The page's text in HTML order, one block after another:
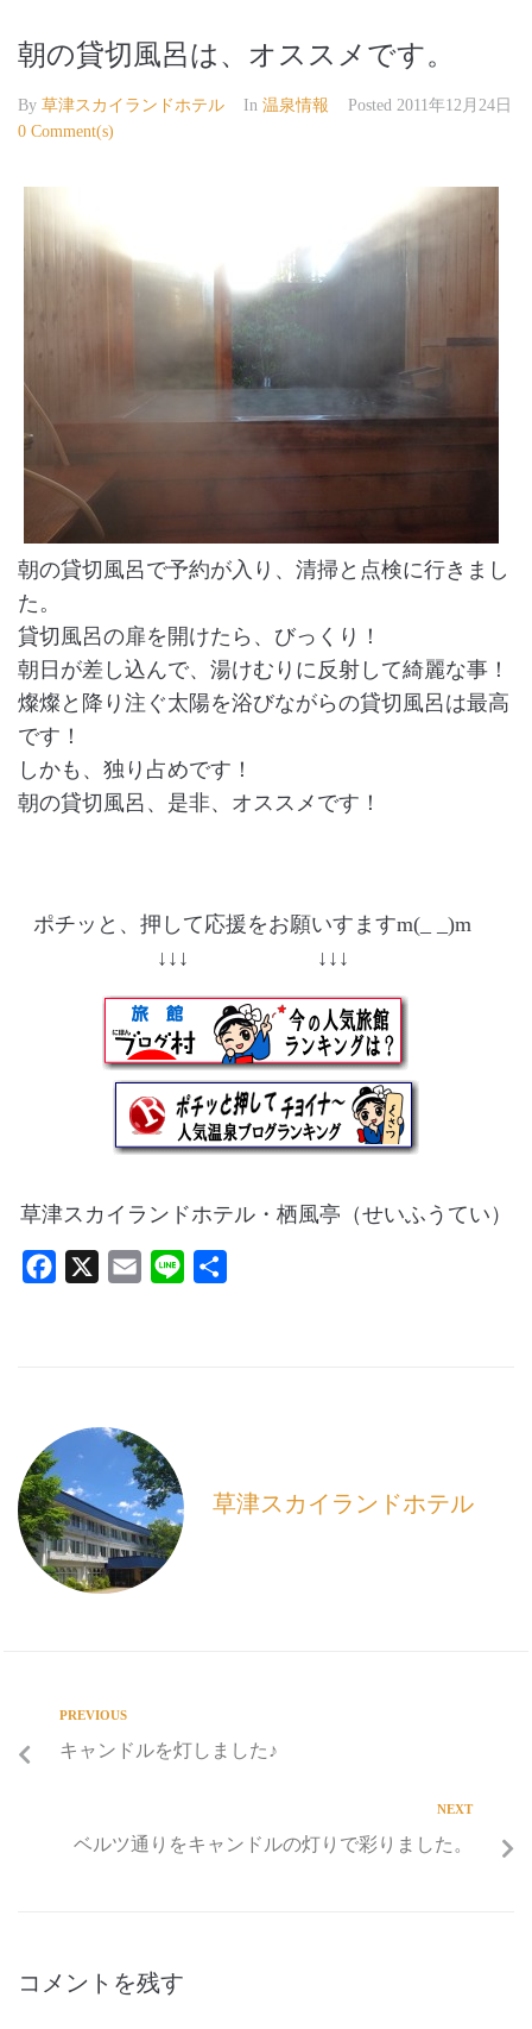
朝の貸切風呂は、オススメです。
By 草津スカイランドホテル In 温泉情報 Posted 2011年12月24日
0 Comment(s)
朝の貸切風呂で予約が入り、清掃と点検に行きまし
た。
貸切風呂の扉を開けたら、びっくり！
朝日が差し込んで、湯けむりに反射して綺麗な事！
燦燦と降り注ぐ太陽を浴びながらの貸切風呂は最高
です！
しかも、独り占めです！
朝の貸切風呂、是非、オススメです！
ポチッと、押して応援をお願いすますm(_ _)m
↓↓↓ ↓↓↓
草津スカイランドホテル・栖風亭（せいふうてい）
o
o
k
草津スカイランドホテル
PREVIOUS
キャンドルを灯しました♪
NEXT
ベルツ通りをキャンドルの灯りで彩りました。
コメントを残す